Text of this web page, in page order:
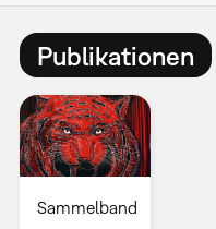
Publikationen
Sammelband